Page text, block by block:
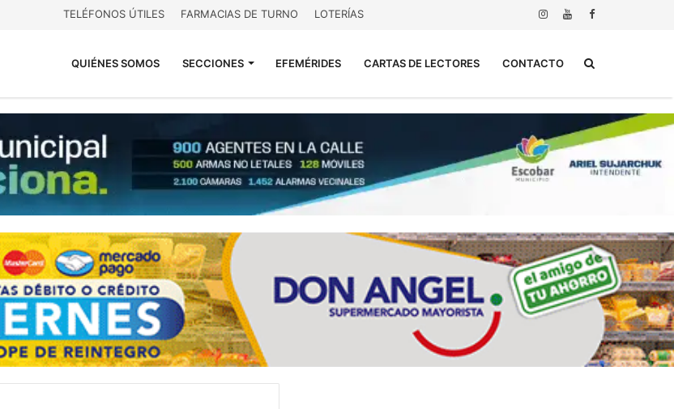
TELÉFONOS ÚTILES FARMACIAS DE TURNO LOTERÍAS
QUIÉNES SOMOS SECCIONES EFEMÉRIDES CARTAS DE LECTORES CONTACTO